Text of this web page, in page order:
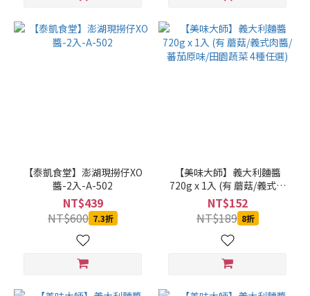
【泰凱食堂】澎湖現撈仔XO
醬-2入-A-502
NT$439
NT$600 7.3折
【美味大師】義大利麵醬
720g x 1入 (有 蘑菇/義式肉
醬/蕃茄原味/田園蔬菜 4種任
選)
NT$152
NT$189 8折